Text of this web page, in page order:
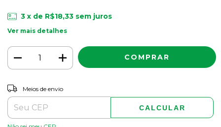
3 x de R$18,33 sem juros
Ver mais detalhes
Entregas para o CEP:
Meios de envio
CALCULAR